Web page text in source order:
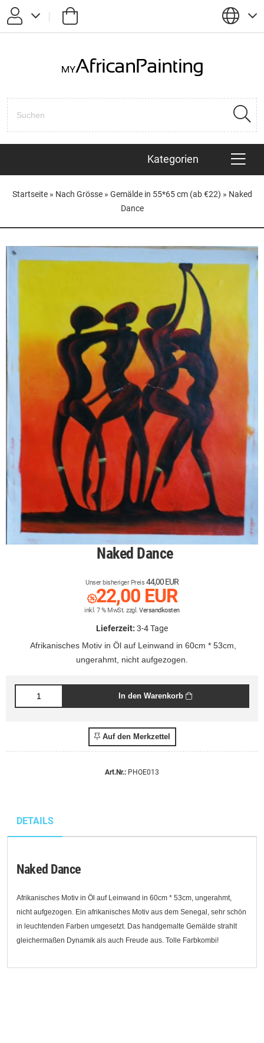
Kategorien
POP ART
ZEITGENÖSSISCHE KUNST
AKT
GOLF
NACH GRÖSSE
SONDERANGEBOTE
VERKAUFT
Startseite» Nach Grösse» Gemälde in 55*65 cm (ab €22) » Naked
Dance
Naked Dance
Unser bisheriger Preis 44,00 EUR
22,00 EUR
inkl. 7 % MwSt. zzgl.Versandkosten
Lieferzeit: 3-4 Tage
Afrikanisches Motiv in Öl auf Leinwand in 60cm * 53cm,
ungerahmt, nicht aufgezogen.
In den Warenkorb
Auf den Merkzettel
Art.Nr.: PHOE013
DETAILS
Naked Dance
Afrikanisches Motiv in Öl auf Leinwand in 60cm * 53cm, ungerahmt,
nicht aufgezogen. Ein afrikanisches Motiv aus dem Senegal, sehr schön
in leuchtenden Farben umgesetzt. Das handgemalte Gemälde strahlt
gleichermaßen Dynamik als auch Freude aus. Tolle Farbkombi!